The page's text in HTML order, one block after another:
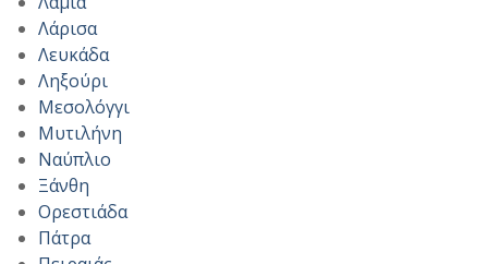
Λάρισα
Λευκάδα
Ληξούρι
Μεσολόγγι
Μυτιλήνη
Ναύπλιο
Ξάνθη
Ορεστιάδα
Πάτρα